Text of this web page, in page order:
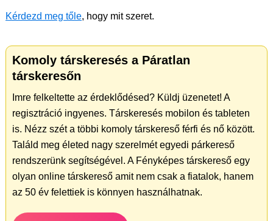
Kérdezd meg tőle, hogy mit szeret.
Komoly társkeresés a Páratlan
társkeresőn
Imre felkeltette az érdeklődésed? Küldj üzenetet! A
regisztráció ingyenes. Társkeresés mobilon és tableten
is. Nézz szét a többi komoly társkereső férfi és nő között.
Találd meg életed nagy szerelmét egyedi párkereső
rendszerünk segítségével. A Fényképes társkereső egy
olyan online társkereső amit nem csak a fiatalok, hanem
az 50 év felettiek is könnyen használhatnak.